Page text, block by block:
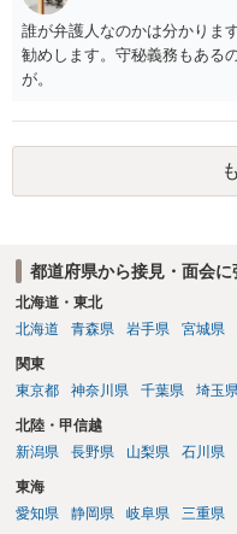
誰が弁護人なのかは分かりま
勧めします。守秘義務もある
が。
都道府県から接見・面会
北海道・東北
北海道
青森県 岩手県 宮城県
関東
東京都
神奈川県 千葉県 埼玉
北陸・甲信越
新潟県
長野県 山梨県 石川県
東海
愛知県
静岡県 岐阜県 三重県